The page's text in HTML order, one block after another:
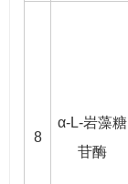
8
α-L-岩藻糖
苷酶